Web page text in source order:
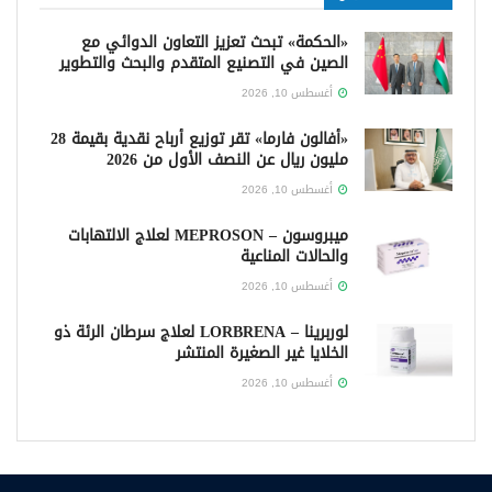
«الحكمة» تبحث تعزيز التعاون الدوائي مع
الصين في التصنيع المتقدم والبحث والتطوير
أغسطس 10, 2026
«أفالون فارما» تقر توزيع أرباح نقدية بقيمة 28
مليون ريال عن النصف الأول من 2026
أغسطس 10, 2026
ميبروسون – MEPROSON لعلاج الالتهابات
والحالات المناعية
أغسطس 10, 2026
لوربرينا – LORBRENA لعلاج سرطان الرئة ذو
الخلايا غير الصغيرة المنتشر
أغسطس 10, 2026